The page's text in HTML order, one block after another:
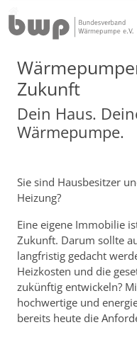
Zukunft
Dein Haus.
Wärmepumpe.
Sie sind Hausbesitzer
Heizung?
Eine eigene Immobilie
Zukunft. Darum sollte
langfristig gedacht
Heizkosten und die
zukünftig entwickeln?
hochwertige und
bereits heute die